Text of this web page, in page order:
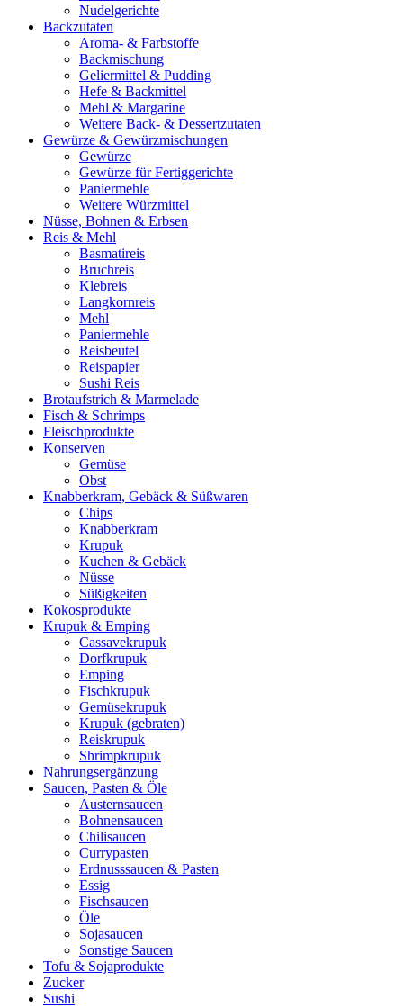
Nudelgerichte
Backzutaten
Aroma- & Farbstoffe
Backmischung
Geliermittel & Pudding
Hefe & Backmittel
Mehl & Margarine
Weitere Back- & Dessertzutaten
Gewürze & Gewürzmischungen
Gewürze
Gewürze für Fertiggerichte
Paniermehle
Weitere Würzmittel
Nüsse, Bohnen & Erbsen
Reis & Mehl
Basmatireis
Bruchreis
Klebreis
Langkornreis
Mehl
Paniermehle
Reisbeutel
Reispapier
Sushi Reis
Brotaufstrich & Marmelade
Fisch & Schrimps
Fleischprodukte
Konserven
Gemüse
Obst
Knabberkram, Gebäck & Süßwaren
Chips
Knabberkram
Krupuk
Kuchen & Gebäck
Nüsse
Süßigkeiten
Kokosprodukte
Krupuk & Emping
Cassavekrupuk
Dorfkrupuk
Emping
Fischkrupuk
Gemüsekrupuk
Krupuk (gebraten)
Reiskrupuk
Shrimpkrupuk
Nahrungsergänzung
Saucen, Pasten & Öle
Austernsaucen
Bohnensaucen
Chilisaucen
Currypasten
Erdnusssaucen & Pasten
Essig
Fischsaucen
Öle
Sojasaucen
Sonstige Saucen
Tofu & Sojaprodukte
Zucker
Sushi